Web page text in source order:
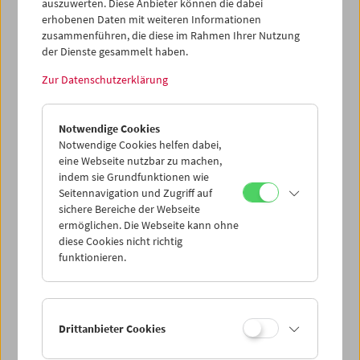
ab EUR 85,00 pro Kalenderjahr
Zusätzlichzu den Vorteilen einer Mitgliedschaft:
Führungen in Partnermuseen
Exklusive Formate wie Salongespräche
Einblicke hinter die Kulissen
Nennung in und Zusendung unseres
Jahresberichts
Steuerliche Absetzbarkeit des Förderbetrages
Mehr Informationen
Jetzt abschließen
Fördernde Partner-Mitgliedschaft
Zusätzlich zu den Vorteilen der Fördernden
auszuwerten. Diese Anbieter können die dabei
erhobenen Daten mit weiteren Informationen
zusammenführen, die diese im Rahmen Ihrer Nutzung
der Dienste gesammelt haben.
Zur Datenschutzerklärung
Notwendige Cookies
Notwendige Cookies helfen dabei,
eine Webseite nutzbar zu machen,
indem sie Grundfunktionen wie
Seitennavigation und Zugriff auf
sichere Bereiche der Webseite
ermöglichen. Die Webseite kann ohne
diese Cookies nicht richtig
funktionieren.
Drittanbieter Cookies